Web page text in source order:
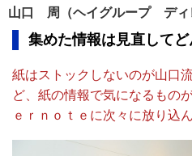
山口 周（ヘイグループ ディ
集めた情報は見直して
紙はストックしないのが山口
ど、紙の情報で気になるもの
ｅｒｎｏｔｅに次々に放り込